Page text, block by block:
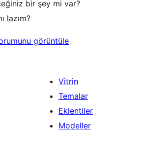
bir şey mi var?
lazım?
görüntüle
Vitrin
Temalar
Eklentiler
Modeller